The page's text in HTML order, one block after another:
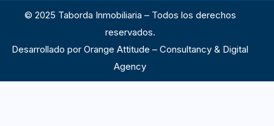
© 2025 Taborda Inmobiliaria – Todos los derechos
reservados.
Desarrollado porOrange Attitude – Consultancy & Digital
Agency